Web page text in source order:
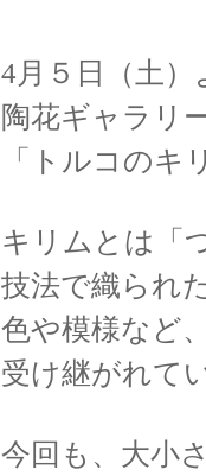
4月５日（土）
陶花ギャラリ
「トルコのキ
キリムとは「
技法で織られ
色や模様など
受け継がれて
今回も、大小